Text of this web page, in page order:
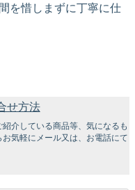
を惜しまずに丁寧に仕
せ方法
介している商品等、気になるも
気軽にメール又は、お電話にて